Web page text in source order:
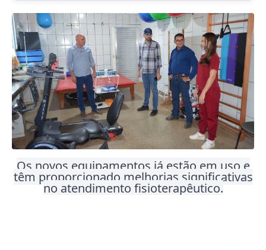
Os novos equipamentos já estão em uso e
têm proporcionado melhorias significativas
no atendimento fisioterapêutico.